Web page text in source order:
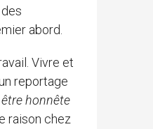
abord.
Vivre et
reportage
honnête
raison chez